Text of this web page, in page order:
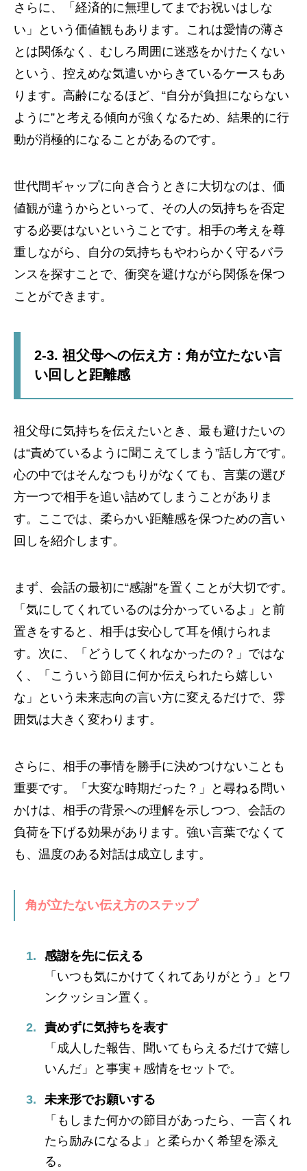
さらに、「経済的に無理してまでお祝いはしな
い」という価値観もあります。これは愛情の薄さ
とは関係なく、むしろ周囲に迷惑をかけたくない
という、控えめな気遣いからきているケースもあ
ります。高齢になるほど、“自分が負担にならない
ように”と考える傾向が強くなるため、結果的に行
動が消極的になることがあるのです。
世代間ギャップに向き合うときに大切なのは、価
値観が違うからといって、その人の気持ちを否定
する必要はないということです。相手の考えを尊
重しながら、自分の気持ちもやわらかく守るバラ
ンスを探すことで、衝突を避けながら関係を保つ
ことができます。
2-3. 祖父母への伝え方：角が立たない言
い回しと距離感
祖父母に気持ちを伝えたいとき、最も避けたいの
は“責めているように聞こえてしまう”話し方です。
心の中ではそんなつもりがなくても、言葉の選び
方一つで相手を追い詰めてしまうことがありま
す。ここでは、柔らかい距離感を保つための言い
回しを紹介します。
まず、会話の最初に“感謝”を置くことが大切です。
「気にしてくれているのは分かっているよ」と前
置きをすると、相手は安心して耳を傾けられま
す。次に、「どうしてくれなかったの？」ではな
く、「こういう節目に何か伝えられたら嬉しい
な」という未来志向の言い方に変えるだけで、雰
囲気は大きく変わります。
さらに、相手の事情を勝手に決めつけないことも
重要です。「大変な時期だった？」と尋ねる問い
かけは、相手の背景への理解を示しつつ、会話の
負荷を下げる効果があります。強い言葉でなくて
も、温度のある対話は成立します。
角が立たない伝え方のステップ
感謝を先に伝える
「いつも気にかけてくれてありがとう」とワ
ンクッション置く。
責めずに気持ちを表す
「成人した報告、聞いてもらえるだけで嬉し
いんだ」と事実＋感情をセットで。
未来形でお願いする
「もしまた何かの節目があったら、一言くれ
たら励みになるよ」と柔らかく希望を添え
る。